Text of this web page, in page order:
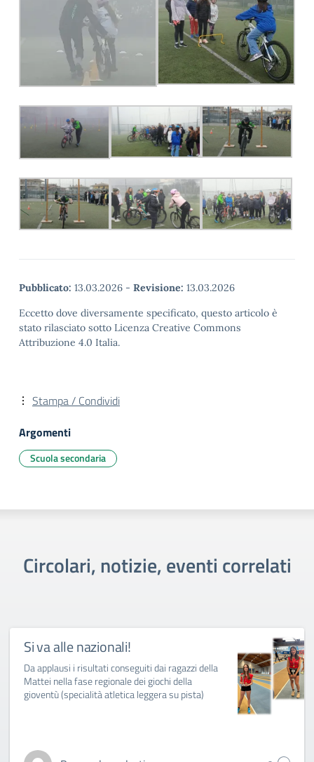
Pubblicato: 13.03.2026 - Revisione: 13.03.2026
Eccetto dove diversamente specificato, questo articolo è
stato rilasciato sotto Licenza Creative Commons
Attribuzione 4.0 Italia.
Stampa / Condividi
Argomenti
Scuola secondaria
Circolari, notizie, eventi correlati
Si va alle nazionali!
Da applausi i risultati conseguiti dai ragazzi della
Mattei nella fase regionale dei giochi della
gioventù (specialità atletica leggera su pista)